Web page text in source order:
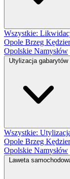
Wszystkie:
Opole Brzeg
Opolskie Namysłów
Utylizacja gabarytów
Wszystkie:
Opole Brzeg
Opolskie Namysłów
Laweta